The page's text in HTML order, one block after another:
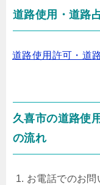
道路使用・道路
道路使用許可・道
久喜市の道路使
の流れ
お電話でのお